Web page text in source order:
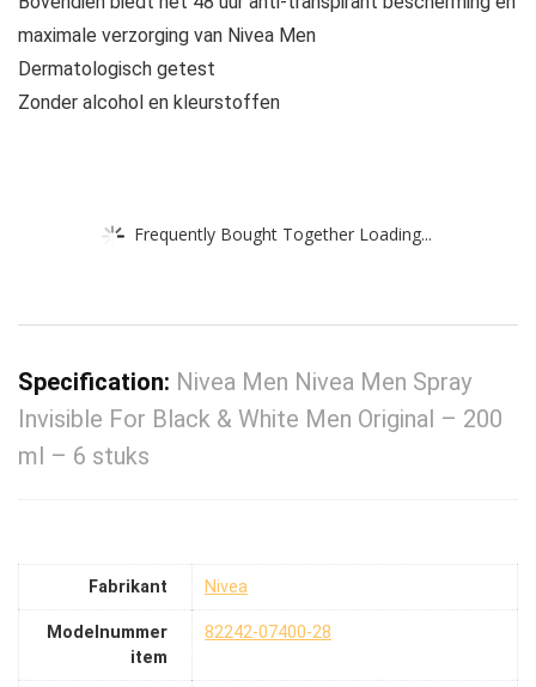
maximale verzorging van Nivea Men
Dermatologisch getest
Zonder alcohol en kleurstoffen
Frequently Bought Together Loading...
Specification: Nivea Men Nivea Men Spray
Invisible For Black & White Men Original – 200
ml – 6 stuks
Fabrikant ‎Nivea
Modelnummer
item
‎82242-07400-28